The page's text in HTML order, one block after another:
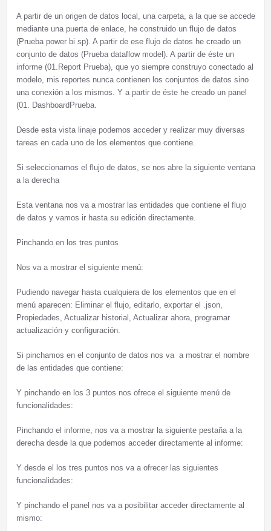
A partir de un origen de datos local, una carpeta, a la que se accede
mediante una puerta de enlace, he construido un flujo de datos
(Prueba power bi sp). A partir de ese flujo de datos he creado un
conjunto de datos (Prueba dataflow model). A partir de éste un
informe (01.Report Prueba), que yo siempre construyo conectado al
modelo, mis reportes nunca contienen los conjuntos de datos sino
una conexión a los mismos. Y a partir de éste he creado un panel
(01. DashboardPrueba.
Desde esta vista linaje podemos acceder y realizar muy diversas
tareas en cada uno de los elementos que contiene.
Si seleccionamos el flujo de datos, se nos abre la siguiente ventana
a la derecha
Esta ventana nos va a mostrar las entidades que contiene el flujo
de datos y vamos ir hasta su edición directamente.
Pinchando en los tres puntos
Nos va a mostrar el siguiente menú:
Pudiendo navegar hasta cualquiera de los elementos que en el
menú aparecen: Eliminar el flujo, editarlo, exportar el .json,
Propiedades, Actualizar historial, Actualizar ahora, programar
actualización y configuración.
Si pinchamos en el conjunto de datos nos va a mostrar el nombre
de las entidades que contiene:
Y pinchando en los 3 puntos nos ofrece el siguiente menú de
funcionalidades:
Pinchando el informe, nos va a mostrar la siguiente pestaña a la
derecha desde la que podemos acceder directamente al informe:
Y desde el los tres puntos nos va a ofrecer las siguientes
funcionalidades:
Y pinchando el panel nos va a posibilitar acceder directamente al
mismo: